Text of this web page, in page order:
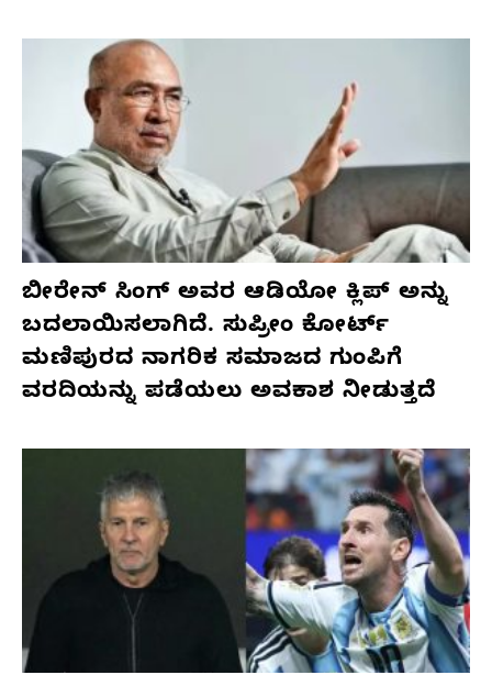
ಬೀರೇನ್ ಸಿಂಗ್ ಅವರ ಆಡಿಯೋ ಕ್ಲಿಪ್ ಅನ್ನು
ಬದಲಾಯಿಸಲಾಗಿದೆ. ಸುಪ್ರೀಂ ಕೋರ್ಟ್
ಮಣಿಪುರದ ನಾಗರಿಕ ಸಮಾಜದ ಗುಂಪಿಗೆ
ವರದಿಯನ್ನು ಪಡೆಯಲು ಅವಕಾಶ ನೀಡುತ್ತದೆ